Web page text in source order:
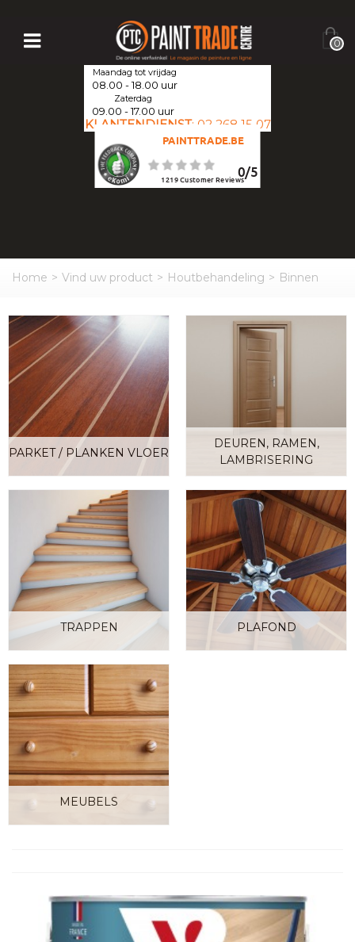
0
Maandag tot vrijdag
08.00 - 18.00 uur
Zaterdag
09.00 - 17.00 uur
KLANTENDIENST: 02 268 15 07
PAINTTRADE.BE
0/5
1219Customer Reviews
Home > Vind uw product > Houtbehandeling > Binnen
PARKET / PLANKEN VLOER
DEUREN, RAMEN,
LAMBRISERING
TRAPPEN PLAFOND
MEUBELS